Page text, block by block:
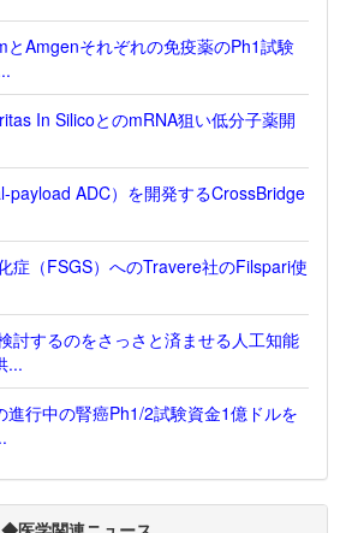
Amgenそれぞれの免疫薬のPh1試験
In SilicoとのmRNA狙い低分子薬開
payload ADC）を開発するCrossBridge
症（FSGS）へのTravere社のFilspari使
討するのをさっさと済ませる人工知能
...
進行中の腎癌Ph1/2試験資金1億ドルを